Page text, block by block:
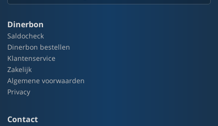
Dinerbon
Saldocheck
Dinerbon bestellen
Klantenservice
Zakelijk
Algemene voorwaarden
Privacy
Contact